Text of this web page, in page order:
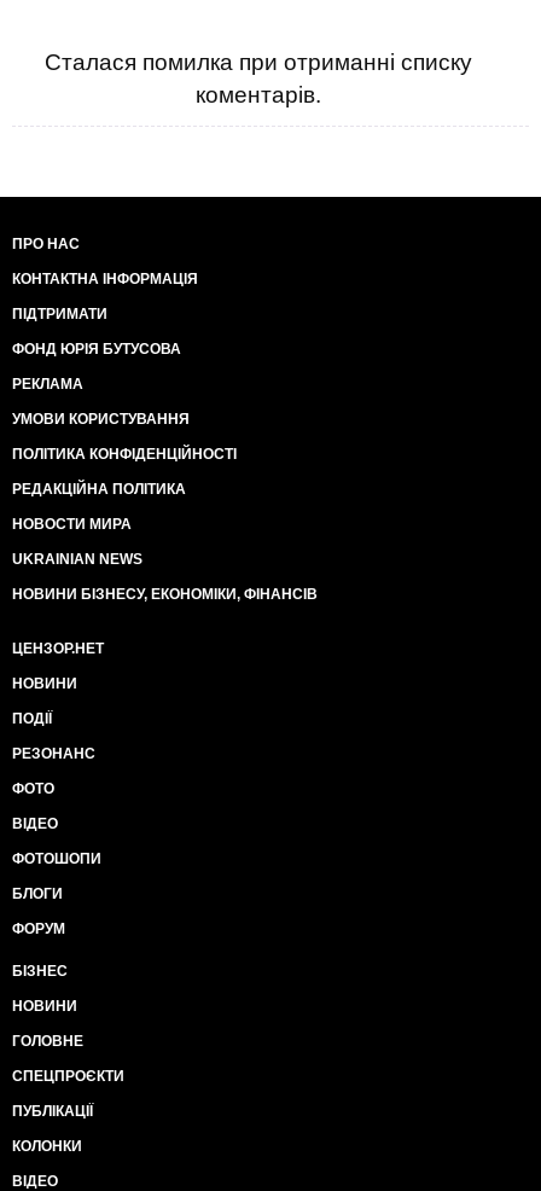
Сталася помилка при отриманні списку
коментарів.
ПРО НАС
КОНТАКТНА ІНФОРМАЦІЯ
ПІДТРИМАТИ
ФОНД ЮРІЯ БУТУСОВА
РЕКЛАМА
УМОВИ КОРИСТУВАННЯ
ПОЛІТИКА КОНФІДЕНЦІЙНОСТІ
РЕДАКЦІЙНА ПОЛІТИКА
НОВОСТИ МИРА
UKRAINIAN NEWS
НОВИНИ БІЗНЕСУ, ЕКОНОМІКИ, ФІНАНСІВ
ЦЕНЗОР.НЕТ
НОВИНИ
ПОДІЇ
РЕЗОНАНС
ФОТО
ВІДЕО
ФОТОШОПИ
БЛОГИ
ФОРУМ
БІЗНЕС
НОВИНИ
ГОЛОВНЕ
СПЕЦПРОЄКТИ
ПУБЛІКАЦІЇ
КОЛОНКИ
ВІДЕО